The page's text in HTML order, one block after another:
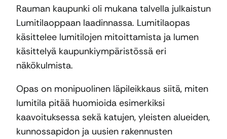
Rauman kaupunki oli mukana talvella julkaistun
Lumitilaoppaan laadinnassa. Lumitilaopas
käsittelee lumitilojen mitoittamista ja lumen
käsittelyä kaupunkiympäristössä eri
näkökulmista.
Opas on monipuolinen läpileikkaus siitä, miten
lumitila pitää huomioida esimerkiksi
kaavoituksessa sekä katujen, yleisten alueiden,
kunnossapidon ja uusien rakennusten